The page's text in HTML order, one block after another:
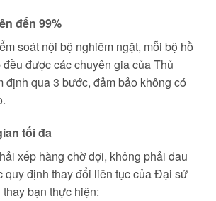
đến 99%
soát nội bộ nghiêm ngặt, mỗi bộ hồ
được các chuyên gia của Thủ
định qua 3 bước, đảm bảo không có
tối đa
xếp hàng chờ đợi, không phải đau
quy định thay đổi liên tục của Đại sứ
bạn thực hiện: